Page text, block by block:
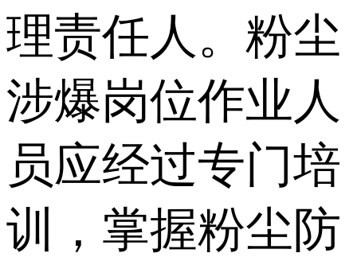
理责任人。粉尘
涉爆岗位作业人
员应经过专门培
训，掌握粉尘防